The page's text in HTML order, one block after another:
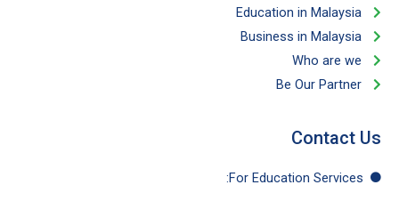
Education in Malaysia
Business in Malaysia​
Who are we
Be Our Partner​
Contact Us
For Education​ Services: